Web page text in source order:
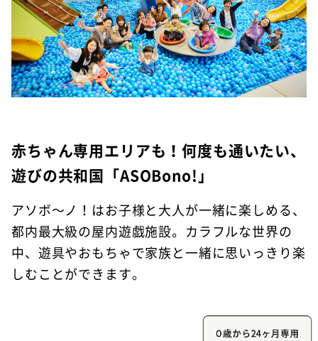
赤ちゃん専用エリアも！何度も通いたい、
遊びの共和国「ASOBono!」
アソボ～ノ！はお子様と大人が一緒に楽しめる、
都内最大級の屋内遊戯施設。カラフルな世界の
中、遊具やおもちゃで家族と一緒に思いっきり楽
しむことができます。
０歳から24ヶ月専用